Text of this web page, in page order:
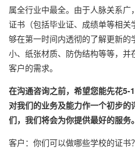
属全行业中最全。由于人脉关系
证书（包括毕业证、成绩单等相
够在第一时间内透彻的了解更新
小、纸张材质、防伪结构等等，
客户的需求。
在沟通咨询之前，希望您能先花5-
对我们的业务及能力作一个初步
们，我们将会为你提供最好的服务。
客户：你们可以做哪些学校的证书？